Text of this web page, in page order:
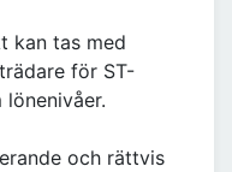
kan tas med
för ST-
och rättvis